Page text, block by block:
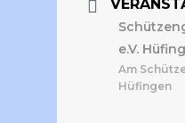
e.V.
Am
Hüfingen